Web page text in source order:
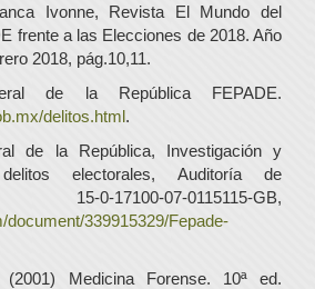
Ivonne, Revista El Mundo del
frente a las Elecciones de 2018. Año
2018, pág.10,11.
de la República FEPADE.
delitos.html.
de la República, Investigación y
electorales, Auditoría de
0-17100-07-0115115-GB,
339915329/Fepade-
Medicina Forense. 10ª ed.